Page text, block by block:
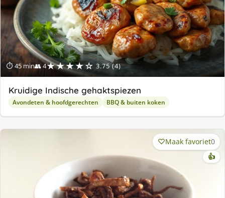
⏱ 45 min👥 4★★★★☆ 3.75 (4)
Kruidige Indische gehaktspiezen
Avondeten & hoofdgerechten BBQ & buiten koken
Maak favoriet0
👍